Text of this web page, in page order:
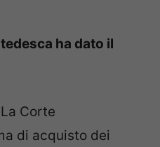
ha dato il
Corte
di acquisto dei